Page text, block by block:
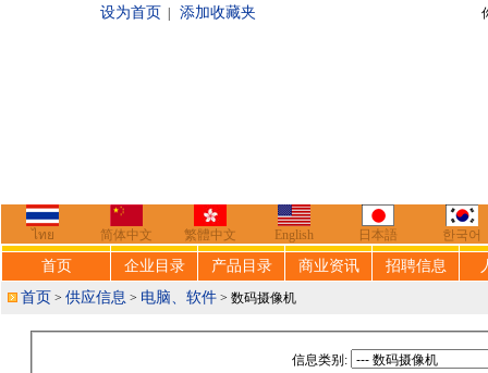
设为首页 添加收藏夹 你好，欢迎来到
ไทย 简体中文 繁體中文 English 日本語 한국어
首页 企业目录 产品目录 商业资讯 招聘信息
首页 > 供应信息 > 电脑、软件 > 数码摄像机
信息类别: